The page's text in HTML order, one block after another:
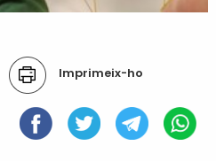
Imprimeix-ho